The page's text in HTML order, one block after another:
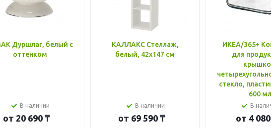
Дуршлаг, белый с
оттенком
В наличии
от 20 690 ₸
КАЛЛАКС Стеллаж,
белый, 42x147 см
В наличии
от 69 590 ₸
ИКЕА/365+
для
крышкой,
стекло, пластик
600 мл
В
от 4 080 ₸